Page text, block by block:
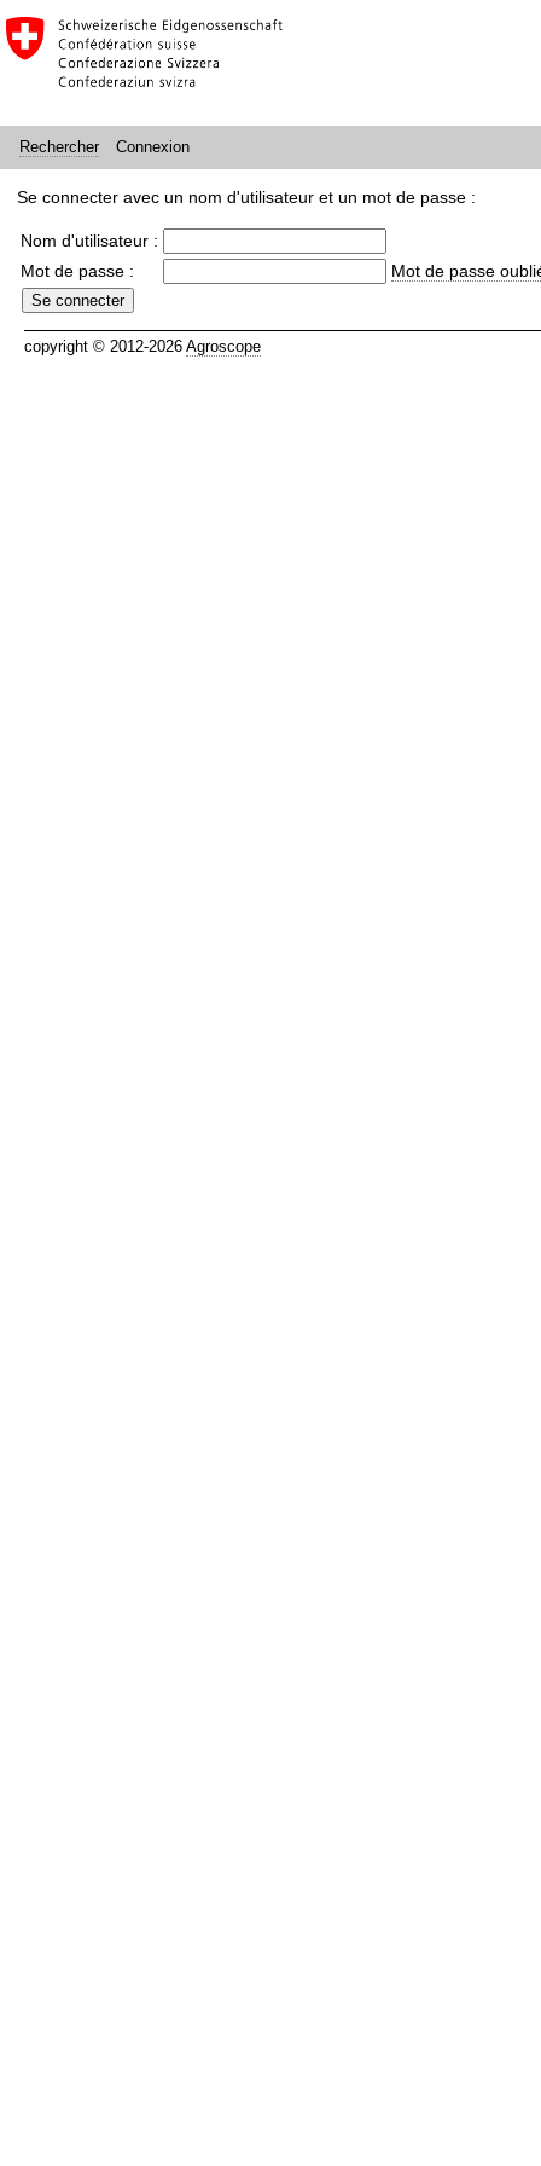
Rechercher Connexion
Se connecter avec un nom d'utilisateur et un mot de passe :
Nom d'utilisateur :
Mot de passe :
Mot de passe
copyright © 2012-2026 Agroscope